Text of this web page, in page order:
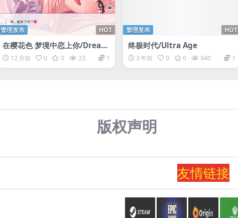
HOT
管理发布
在樱花色 梦境中恋上你/Dream
ing in Cherry Blossoms, I Fa
ll in Love with You
12 月前 0 0 23 1
HOT
管理发布
终极时代/Ultra Age
3 年前 0 0 940 1
版权声明
友情链接